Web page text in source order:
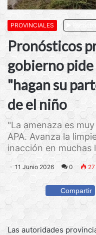
PROVINCIALES
Pronósticos
gobierno
"hagan su
de el niño
"La amenaza es
APA. Avanza la
inacción en muchas
11 Junio 2026 0 27
Compartir
Las autoridades